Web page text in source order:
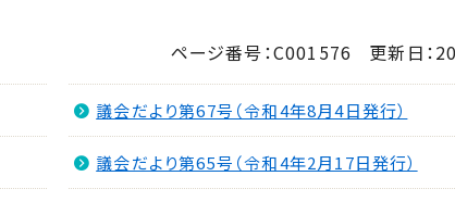
ページ番号：C001576 更新日：
議会だより第67号（令和4年8月4日発行）
議会だより第65号（令和4年2月17日発行）